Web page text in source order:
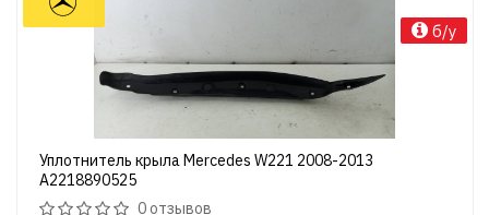
Уплотнитель крыла Mercedes W221 2008-2013
A2218890525
0 отзывов
б/у